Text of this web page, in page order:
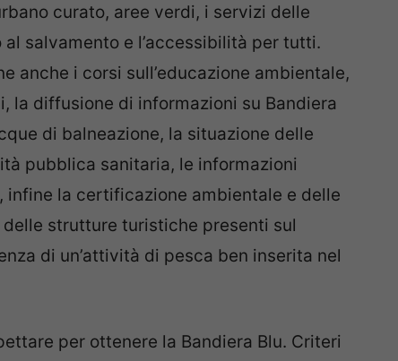
curato, aree verdi, i servizi delle
salvamento e l’accessibilità per tutti.
anche i corsi sull’educazione ambientale,
diffusione di informazioni su Bandiera
di balneazione, la situazione delle
pubblica sanitaria, le informazioni
la certificazione ambientale e delle
strutture turistiche presenti sul
di un’attività di pesca ben inserita nel
per ottenere la Bandiera Blu. Criteri